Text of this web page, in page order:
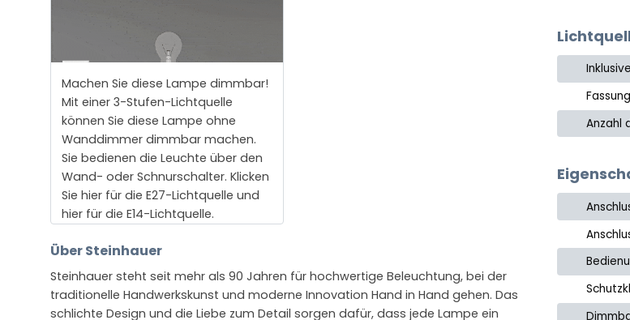
Machen Sie diese Lampe dimmbar!
Mit einer 3-Stufen-Lichtquelle
können Sie diese Lampe ohne
Wanddimmer dimmbar machen.
Sie bedienen die Leuchte über den
Wand- oder Schnurschalter. Klicken
Sie hier für die E27-Lichtquelle und
hier für die E14-Lichtquelle.
Über Steinhauer
Steinhauer steht seit mehr als 90 Jahren für hochwertige Beleuchtung, bei der
traditionelle Handwerkskunst und moderne Innovation Hand in Hand gehen. Das
schlichte Design und die Liebe zum Detail sorgen dafür, dass jede Lampe ein
Fassung
Anzahl